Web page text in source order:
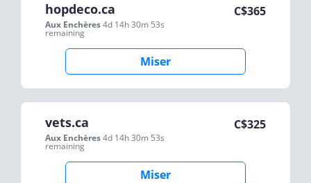
hopdeco.ca
Aux Enchères4d 14h 30m 53s
remaining
C$365
Miser
vets.ca
Aux Enchères4d 14h 30m 53s
remaining
C$325
Miser